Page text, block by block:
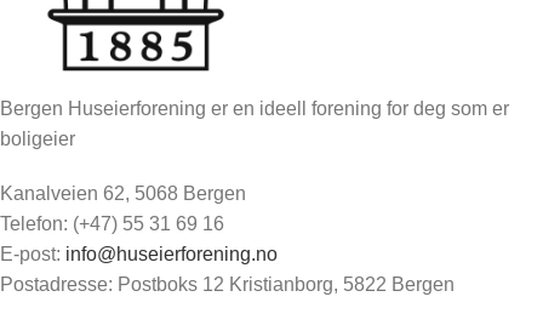
Bergen Huseierforening er en ideell forening for deg som er
boligeier
Kanalveien 62, 5068 Bergen
Telefon: (+47) 55 31 69 16
E-post: info@huseierforening.no
Postadresse: Postboks 12 Kristianborg, 5822 Bergen